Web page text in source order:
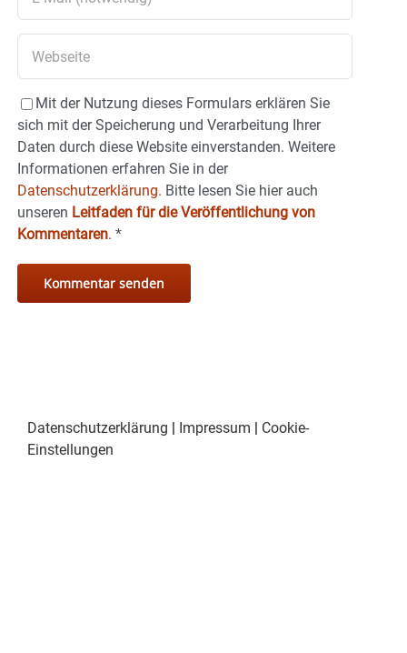
Mit der Nutzung dieses Formulars erklären Sie
sich mit der Speicherung und Verarbeitung Ihrer
Daten durch diese Website einverstanden. Weitere
Informationen erfahren Sie in der
Datenschutzerklärung. Bitte lesen Sie hier auch
unseren Leitfaden für die Veröffentlichung von
Kommentaren. *
Datenschutzerklärung Impressum
Cookie-
Einstellungen